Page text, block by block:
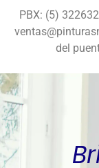
PBX: (5)
del